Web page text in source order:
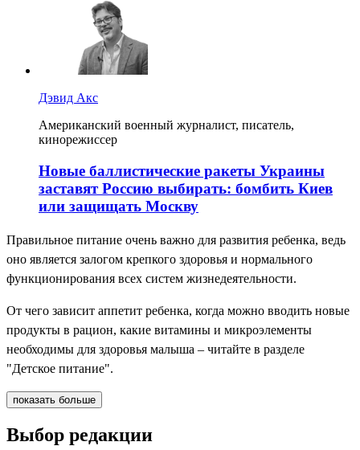
Дэвид Акс
Американский военный журналист, писатель,
кинорежиссер
Новые баллистические ракеты Украины
заставят Россию выбирать: бомбить Киев
или защищать Москву
Правильное питание очень важно для развития ребенка, ведь
оно является залогом крепкого здоровья и нормального
функционирования всех систем жизнедеятельности.
От чего зависит аппетит ребенка, когда можно вводить новые
продукты в рацион, какие витамины и микроэлементы
необходимы для здоровья малыша – читайте в разделе
"Детское питание".
показать больше
Выбор редакции